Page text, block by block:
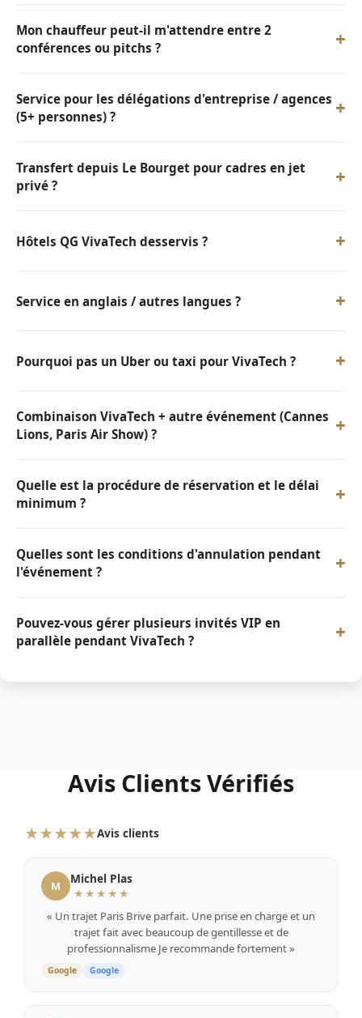
Mon chauffeur peut-il m'attendre entre 2
conférences ou pitchs ?
+
Service pour les délégations d'entreprise / agences
(5+ personnes) ?
+
Transfert depuis Le Bourget pour cadres en jet
privé ?
+
Hôtels QG VivaTech desservis ? +
Service en anglais / autres langues ? +
Pourquoi pas un Uber ou taxi pour VivaTech ? +
Combinaison VivaTech + autre événement (Cannes
Lions, Paris Air Show) ?
+
Quelle est la procédure de réservation et le délai
minimum ?
+
Quelles sont les conditions d'annulation pendant
l'événement ?
+
Pouvez-vous gérer plusieurs invités VIP en
parallèle pendant VivaTech ?
+
Avis Clients Vérifiés
★★★★★Avis clients
M Michel Plas
★★★★★
« Un trajet Paris Brive parfait. Une prise en charge et un
trajet fait avec beaucoup de gentillesse et de
professionnalisme Je recommande fortement »
Google Google